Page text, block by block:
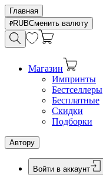
Главная
RUBСменить валюту
Магазин
Импринты
Бестселлеры
Бесплатные
Скидки
Подборки
Автору
Войти в аккаунт